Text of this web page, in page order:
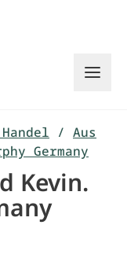
/ Aus
Germany
Kevin.